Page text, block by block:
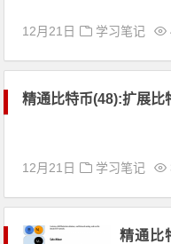
12月21日 学习笔记
精通比特币(48):扩展比
12月21日 学习笔记
精通比